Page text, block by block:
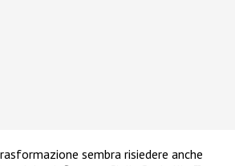
sembra risiedere anche